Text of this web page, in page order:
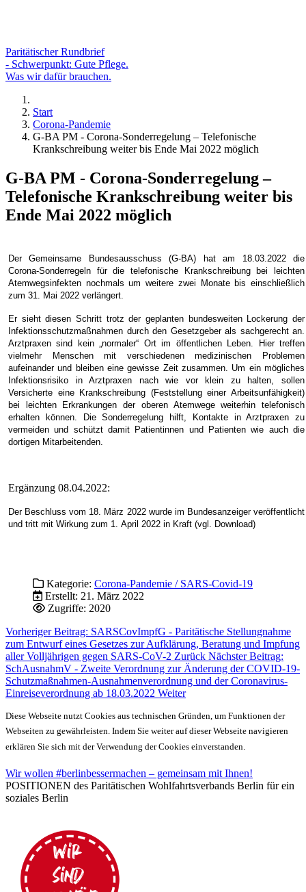
Paritätischer Rundbrief
- Schwerpunkt: Gute Pflege.
Was wir dafür brauchen.
Start
Corona-Pandemie
G-BA PM - Corona-Sonderregelung – Telefonische
Krankschreibung weiter bis Ende Mai 2022 möglich
G-BA PM - Corona-Sonderregelung –
Telefonische Krankschreibung weiter bis
Ende Mai 2022 möglich
Der Gemeinsame Bundesausschuss (G-BA) hat am 18.03.2022 die
Corona-Sonderregeln für die telefonische Krankschreibung bei leichten
Atemwegsinfekten nochmals um weitere zwei Monate bis einschließlich
zum 31. Mai 2022 verlängert.
Er sieht diesen Schritt trotz der geplanten bundesweiten Lockerung der
Infektionsschutzmaßnahmen durch den Gesetzgeber als sachgerecht an.
Arztpraxen sind kein „normaler“ Ort im öffentlichen Leben. Hier treffen
vielmehr Menschen mit verschiedenen medizinischen Problemen
aufeinander und bleiben eine gewisse Zeit zusammen. Um ein mögliches
Infektionsrisiko in Arztpraxen nach wie vor klein zu halten, sollen
Versicherte eine Krankschreibung (Feststellung einer Arbeitsunfähigkeit)
bei leichten Erkrankungen der oberen Atemwege weiterhin telefonisch
erhalten können. Die Sonderregelung hilft, Kontakte in Arztpraxen zu
vermeiden und schützt damit Patientinnen und Patienten wie auch die
dortigen Mitarbeitenden.
Ergänzung 08.04.2022:
Der Beschluss vom 18. März 2022 wurde im Bundesanzeiger veröffentlicht
und tritt mit Wirkung zum 1. April 2022 in Kraft (vgl. Download)
Kategorie: Corona-Pandemie / SARS-Covid-19
Erstellt: 21. März 2022
Zugriffe: 2020
Vorheriger Beitrag: SARSCovImpfG - Paritätische Stellungnahme
zum Entwurf eines Gesetzes zur Aufklärung, Beratung und Impfung
aller Volljährigen gegen SARS-CoV-2 Zurück Nächster Beitrag:
SchAusnahmV - Zweite Verordnung zur Änderung der COVID-19-
Schutzmaßnahmen-Ausnahmenverordnung und der Coronavirus-
Einreiseverordnung ab 18.03.2022 Weiter
Diese Webseite nutzt Cookies aus technischen Gründen, um Funktionen der
Webseiten zu gewährleisten. Indem Sie weiter auf dieser Webseite navigieren
erklären Sie sich mit der Verwendung der Cookies einverstanden.
Wir wollen #berlinbessermachen – gemeinsam mit Ihnen!
POSITIONEN des Paritätischen Wohlfahrtsverbands Berlin für ein
soziales Berlin